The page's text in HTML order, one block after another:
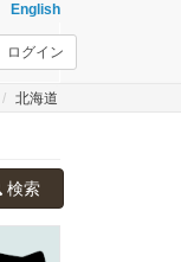
English
ログイン
北海道
検索